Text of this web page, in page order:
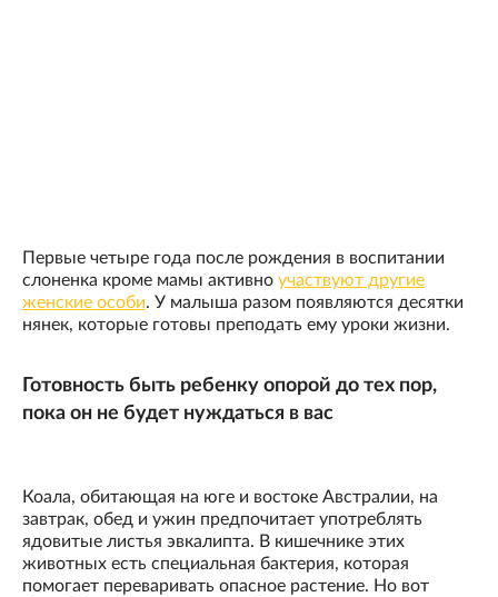
Первые четыре года после рождения в воспитании
слоненка кроме мамы активно участвуют другие
женские особи. У малыша разом появляются десятки
нянек, которые готовы преподать ему уроки жизни.
Готовность быть ребенку опорой до тех пор,
пока он не будет нуждаться в вас
Коала, обитающая на юге и востоке Австралии, на
завтрак, обед и ужин предпочитает употреблять
ядовитые листья эвкалипта. В кишечнике этих
животных есть специальная бактерия, которая
помогает переваривать опасное растение. Но вот